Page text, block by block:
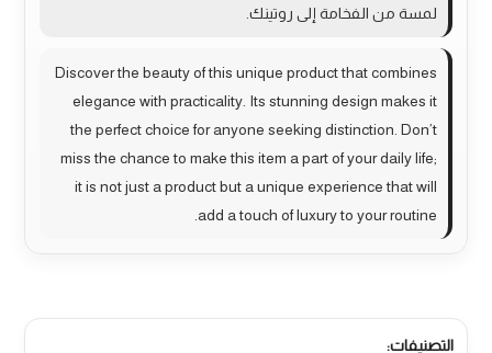
لمسة من الفخامة إلى روتينك.
Discover the beauty of this unique product that combines
elegance with practicality. Its stunning design makes it
the perfect choice for anyone seeking distinction. Don’t
miss the chance to make this item a part of your daily life;
it is not just a product but a unique experience that will
add a touch of luxury to your routine.
التصنيفات: